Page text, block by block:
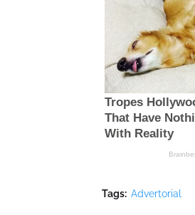
Tags: Advertorial